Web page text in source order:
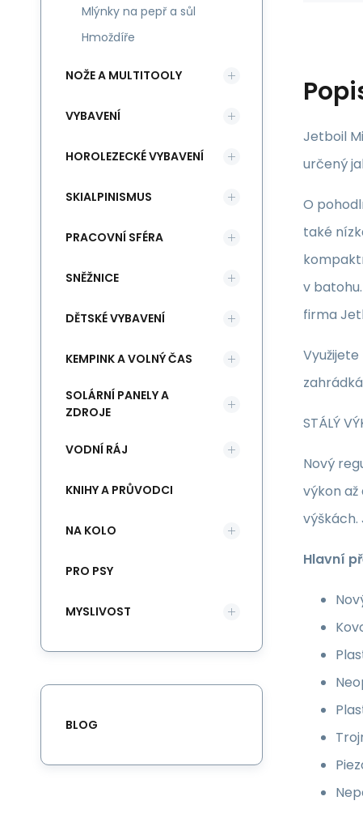
Jetboil
určený
O
také
v
firma
STÁLÝ
Nový
výkon
Hlavní
Mlýnky na pepř a sůl
Hmoždíře
NOŽE A MULTITOOLY
VYBAVENÍ
HOROLEZECKÉ VYBAVENÍ
SKIALPINISMUS
PRACOVNÍ SFÉRA
SNĚŽNICE
DĚTSKÉ VYBAVENÍ
KEMPINK A VOLNÝ ČAS
SOLÁRNÍ PANELY A
ZDROJE
VODNÍ RÁJ
KNIHY A PRŮVODCI
NA KOLO
PRO PSY
MYSLIVOST
BLOG